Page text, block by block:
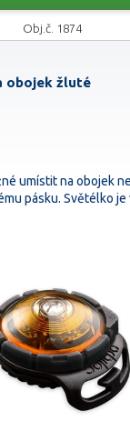
Obj.č. 1874
obojek žluté
umístit na obojek
pásku. Světélko je